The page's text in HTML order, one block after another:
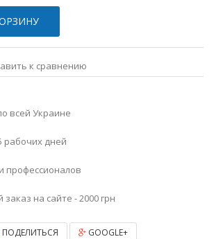
к сравнению
всей Украине
рабочих дней
профессионалов
на сайте - 2000 грн
ПОДЕЛИТЬСЯ
GOOGLE+